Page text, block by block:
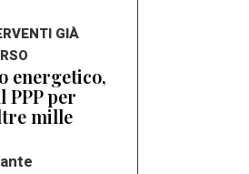
GIÀ
energetico,
PPP per
mille